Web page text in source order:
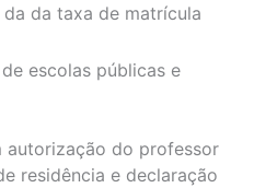
da taxa de matrícula
escolas públicas e
do professor
residência e declaração